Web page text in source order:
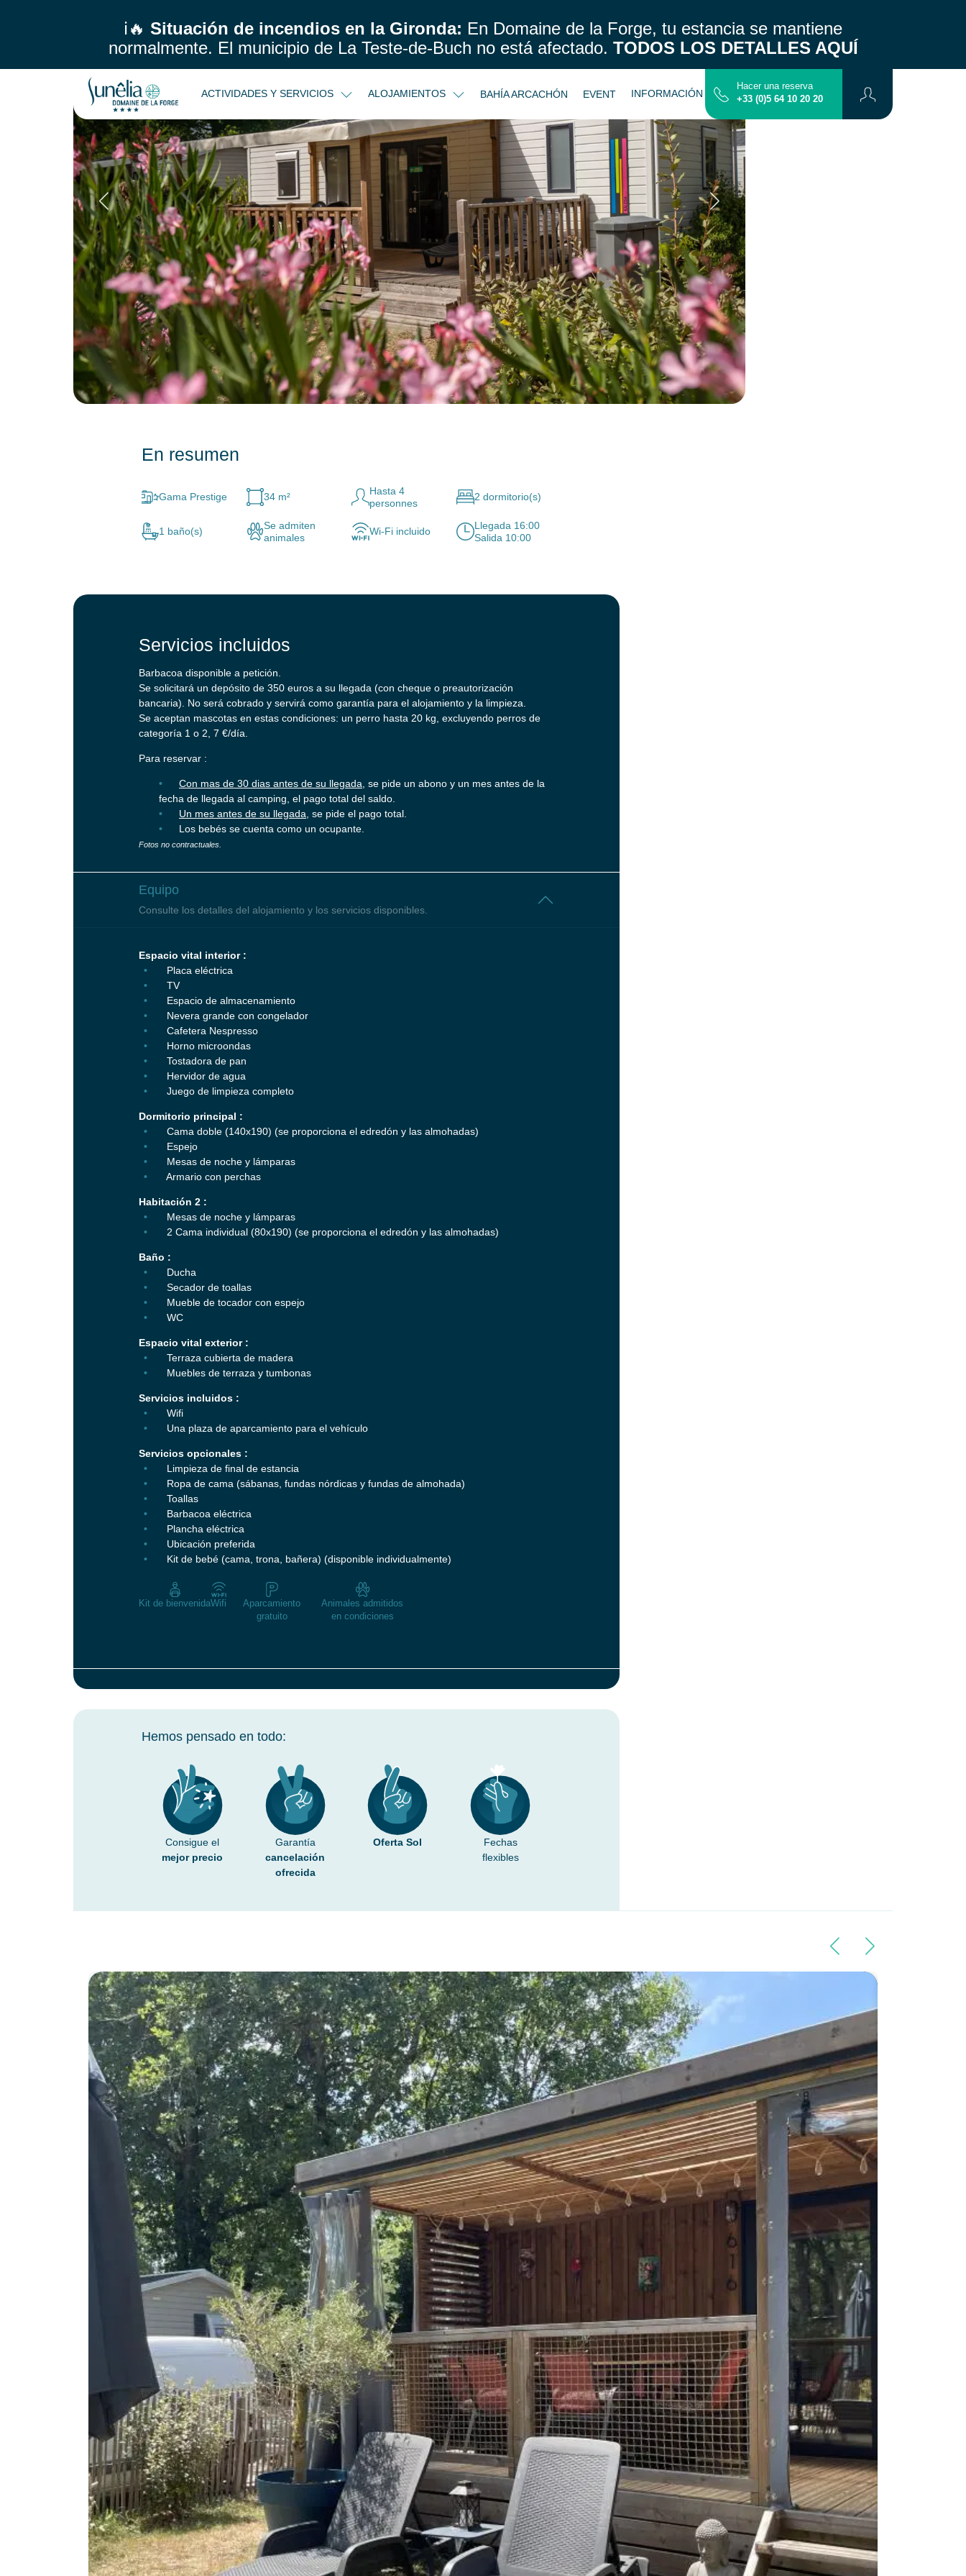
ℹ️🔥 Situación de incendios en la Gironda: En Domaine de la Forge, tu estancia se mantiene
normalmente. El municipio de La Teste-de-Buch no está afectado. TODOS LOS DETALLES AQUÍ
ACTIVIDADES Y SERVICIOS ALOJAMIENTOS BAHÍA ARCACHÓN EVENT INFORMACIÓN PRÁCTICA CONTACTO
Hacer una reserva
+33 (0)5 64 10 20 20
Volver Cottage Prestige 2 habitaciones
En resumen
Gama Prestige 34 m²
Hasta 4
personnes
2 dormitorio(s)
1 baño(s)
Se admiten
animales
Wi-Fi incluido
Llegada 16:00
Salida 10:00
Servicios incluidos
Barbacoa disponible a petición.
Se solicitará un depósito de 350 euros a su llegada (con cheque o preautorización
bancaria). No será cobrado y servirá como garantía para el alojamiento y la limpieza.
Se aceptan mascotas en estas condiciones: un perro hasta 20 kg, excluyendo perros de
categoría 1 o 2, 7 €/día.
Para reservar :
Con mas de 30 dias antes de su llegada , se pide un abono y un mes antes de la
fecha de llegada al camping, el pago total del saldo.
Un mes antes de su llegada , se pide el pago total.
Los bebés se cuenta como un ocupante.
Fotos no contractuales.
Equipo
Consulte los detalles del alojamiento y los servicios disponibles.
Espacio vital interior :
Placa eléctrica
TV
Espacio de almacenamiento
Nevera grande con congelador
Cafetera Nespresso
Horno microondas
Tostadora de pan
Hervidor de agua
Juego de limpieza completo
Dormitorio principal :
Cama doble (140x190) (se proporciona el edredón y las almohadas)
Espejo
Mesas de noche y lámparas
Armario con perchas
Habitación 2 :
Mesas de noche y lámparas
2 Cama individual (80x190) (se proporciona el edredón y las almohadas)
Baño :
Ducha
Secador de toallas
Mueble de tocador con espejo
WC
Espacio vital exterior :
Terraza cubierta de madera
Muebles de terraza y tumbonas
Servicios incluidos :
Wifi
Una plaza de aparcamiento para el vehículo
Servicios opcionales :
Limpieza de final de estancia
Ropa de cama (sábanas, fundas nórdicas y fundas de almohada)
Toallas
Barbacoa eléctrica
Plancha eléctrica
Ubicación preferida
Kit de bebé (cama, trona, bañera) (disponible individualmente)
Kit de bienvenidaWifi
Aparcamiento
gratuito
Animales admitidos
en condiciones
Hemos pensado en todo:
Consigue el
mejor precio
Garantía
cancelación
ofrecida
Oferta Sol
Fechas
flexibles